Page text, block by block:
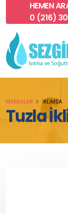
HEMEN
0 (216)
Tuzla
MARKALAR İKLIMSA